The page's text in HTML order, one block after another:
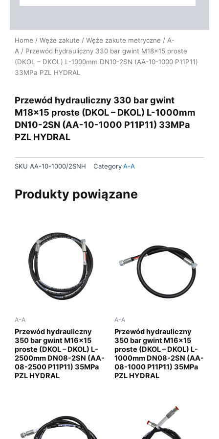
Home / Węże zakute / Węże zakute metryczne / A-
A / Przewód hydrauliczny 330 bar gwint M18x15 proste
(DKOL – DKOL) L-1000mm DN10-2SN (AA-10-1000 P11P11)
33MPa PZL HYDRAL
Przewód hydrauliczny 330 bar gwint
M18x15 proste (DKOL – DKOL) L-1000mm
DN10-2SN (AA-10-1000 P11P11) 33MPa
PZL HYDRAL
SKU AA-10-1000/2SNH CategoryA-A
Produkty powiązane
A-A
Przewód hydrauliczny
350 bar gwint M16x15
proste (DKOL – DKOL) L-
2500mm DN08-2SN (AA-
08-2500 P11P11) 35MPa
PZL HYDRAL
A-A
Przewód hydrauliczny
350 bar gwint M16x15
proste (DKOL – DKOL) L-
1000mm DN08-2SN (AA-
08-1000 P11P11) 35MPa
PZL HYDRAL